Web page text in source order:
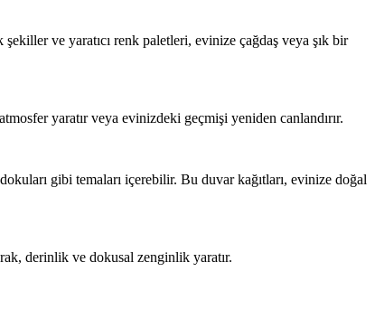
ve yaratıcı renk paletleri, evinize çağdaş veya şık bir
yaratır veya evinizdeki geçmişi yeniden canlandırır.
gibi temaları içerebilir. Bu duvar kağıtları, evinize doğal
derinlik ve dokusal zenginlik yaratır.